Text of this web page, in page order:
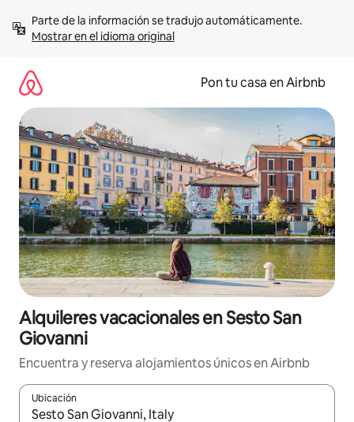
contenidoMostrar en el idioma original
Pon tu casa en Airbnb
Alquileres vacacionales en Sesto San
Giovanni
Encuentra y reserva alojamientos únicos en Airbnb
Ubicación
Cuando los resultados estén disponibles, navega con las